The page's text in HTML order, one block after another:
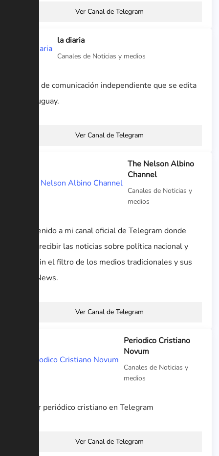
Ver Canal de Telegram
la diaria
Canales de Noticias y medios
Medio de comunicación independiente que se edita
en Uruguay.
Ver Canal de Telegram
The Nelson Albino
Channel
Canales de Noticias y
medios
Bienvenido a mi canal oficial de Telegram donde
podrá recibir las noticias sobre política nacional y
local sin el filtro de los medios tradicionales y sus
Fake News.
Ver Canal de Telegram
Periodico Cristiano
Novum
Canales de Noticias y
medios
Primer periódico cristiano en Telegram
Ver Canal de Telegram